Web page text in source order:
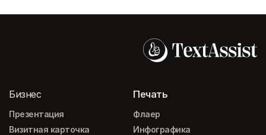
Бизнес
Презентация
Визитная карточка
Печать
Флаер
Инфографика